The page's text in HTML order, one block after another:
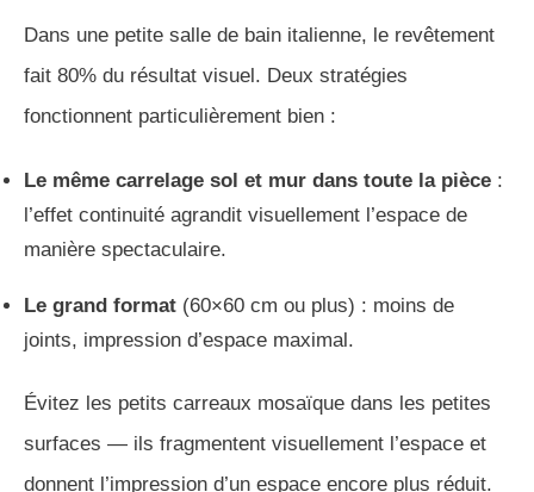
Dans une petite salle de bain italienne, le revêtement
fait 80% du résultat visuel. Deux stratégies
fonctionnent particulièrement bien :
Le même carrelage sol et mur dans toute la pièce :
l’effet continuité agrandit visuellement l’espace de
manière spectaculaire.
Le grand format (60×60 cm ou plus) : moins de
joints, impression d’espace maximal.
Évitez les petits carreaux mosaïque dans les petites
surfaces — ils fragmentent visuellement l’espace et
donnent l’impression d’un espace encore plus réduit.